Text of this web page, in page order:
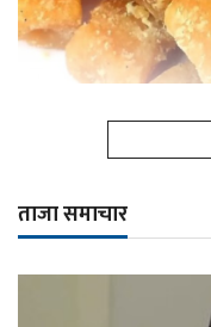
ताजा समाचार